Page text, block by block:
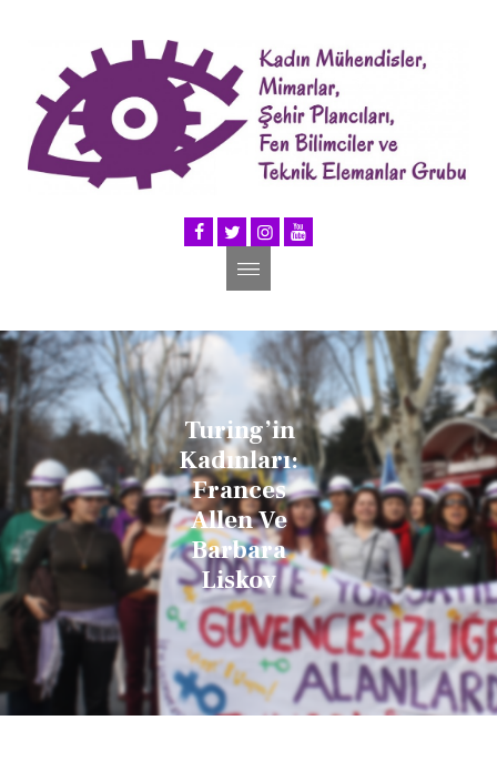
Turing’in
Kadınları:
Frances
Allen Ve
Barbara
Liskov